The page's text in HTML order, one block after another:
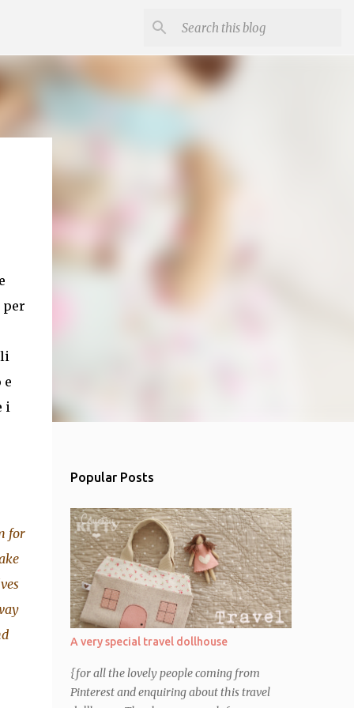
per
e
i
for
Popular Posts
A very special travel dollhouse
{for all the lovely people coming from
Pinterest and enquiring about this travel